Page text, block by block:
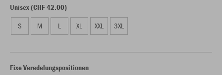
Unisex (CHF 42.00)
S M L XL XXL 3XL
Fixe Veredelungspositionen